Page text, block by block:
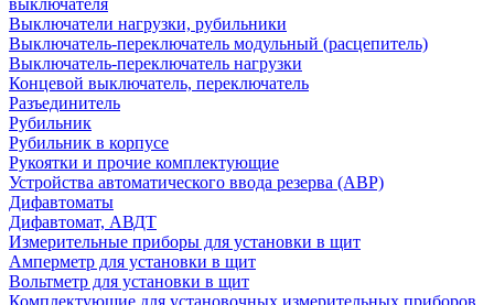
выключателя
Выключатели нагрузки, рубильники
Выключатель-переключатель модульный (расцепитель)
Выключатель-переключатель нагрузки
Концевой выключатель, переключатель
Разъединитель
Рубильник
Рубильник в корпусе
Рукоятки и прочие комплектующие
Устройства автоматического ввода резерва (АВР)
Дифавтоматы
Дифавтомат, АВДТ
Измерительные приборы для установки в щит
Амперметр для установки в щит
Вольтметр для установки в щит
Комплектующие для установочных измерительных приборов